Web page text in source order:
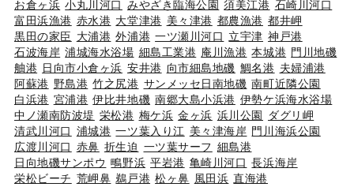
お倉ヶ浜 小丸川河口 みやざき臨海公園 須美江港 石崎川河口
富田浜漁港 赤水港 大堂津港 美々津港 都農漁港 都井岬
黒田の家臣 大浦港 外浦港 一ツ瀬川河口 立宇津 神戸港
石波海岸 浦城海水浴場 細島工業港 庵川漁港 本城港 門川地磯
舳港 日向市小倉ヶ浜 安井港 向市細島地磯 鯛名港 夫婦浦港
阿蘇港 野島港 竹之尻港 サンメッセ日南地磯 南町近隣公園
白浜港 宮浦港 伊比井地磯 南郷大島小浜港 伊勢ケ浜海水浴場
中ノ瀬南防波堤 栄松港 梅ケ浜 金ヶ浜 浜川公園
ダグリ岬
清武川河口 浦城港 一ツ葉入り江 美々津海岸 門川海浜公園
広渡川河口 赤鼻 折生迫 一ツ葉サーフ 細島港
日向地磯サンポウ 鴫野浜 平岩港 亀崎川河口 長浜海岸
栄松ビーチ 荒岬鼻 鵜戸港 松ヶ鼻 風田浜 直海港